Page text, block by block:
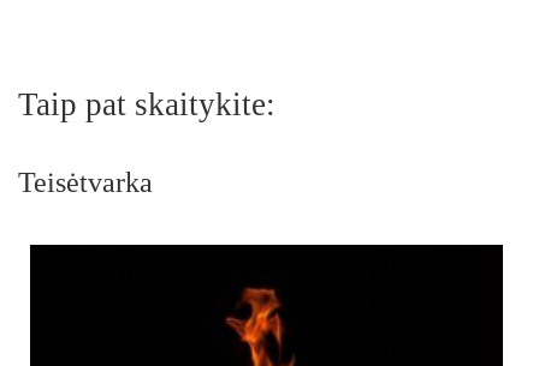
Taip pat skaitykite:
Teisėtvarka